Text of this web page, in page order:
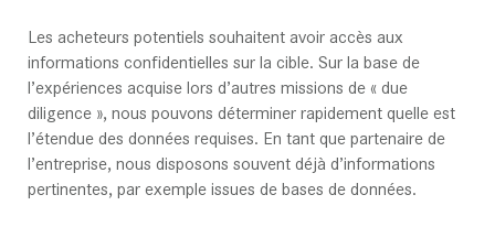
Les acheteurs potentiels souhaitent avoir accès aux
informations confidentielles sur la cible. Sur la base de
l’expériences acquise lors d’autres missions de « due
diligence », nous pouvons déterminer rapidement quelle est
l’étendue des données requises. En tant que partenaire de
l’entreprise, nous disposons souvent déjà d’informations
pertinentes, par exemple issues de bases de données.